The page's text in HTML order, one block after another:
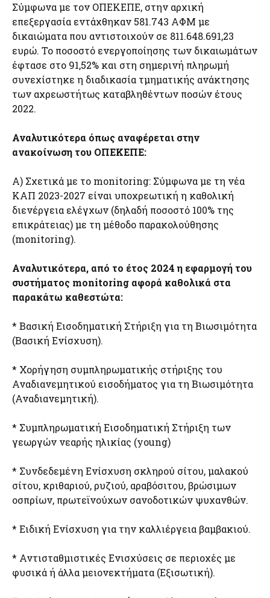
Σύμφωνα με τον ΟΠΕΚΕΠΕ, στην αρχική
επεξεργασία εντάχθηκαν 581.743 ΑΦΜ με
δικαιώματα που αντιστοιχούν σε 811.648.691,23
ευρώ. Το ποσοστό ενεργοποίησης των δικαιωμάτων
έφτασε στο 91,52% και στη σημερινή πληρωμή
συνεχίστηκε η διαδικασία τμηματικής ανάκτησης
των αχρεωστήτως καταβληθέντων ποσών έτους
2022.
Αναλυτικότερα όπως αναφέρεται στην
ανακοίνωση του ΟΠΕΚΕΠΕ:
Α) Σχετικά με το monitoring: Σύμφωνα με τη νέα
ΚΑΠ 2023-2027 είναι υποχρεωτική η καθολική
διενέργεια ελέγχων (δηλαδή ποσοστό 100% της
επικράτειας) με τη μέθοδο παρακολούθησης
(monitoring).
Αναλυτικότερα, από το έτος 2024 η εφαρμογή του
συστήματος monitoring αφορά καθολικά στα
παρακάτω καθεστώτα:
* Βασική Εισοδηματική Στήριξη για τη Βιωσιμότητα
(Βασική Ενίσχυση).
* Χορήγηση συμπληρωματικής στήριξης του
Αναδιανεμητικού εισοδήματος για τη Βιωσιμότητα
(Αναδιανεμητική).
* Συμπληρωματική Εισοδηματική Στήριξη των
γεωργών νεαρής ηλικίας (young)
* Συνδεδεμένη Ενίσχυση σκληρού σίτου, μαλακού
σίτου, κριθαριού, ρυζιού, αραβόσιτου, βρώσιμων
οσπρίων, πρωτεϊνούχων σανοδοτικών ψυχανθών.
* Ειδική Ενίσχυση για την καλλιέργεια βαμβακιού.
* Αντισταθμιστικές Ενισχύσεις σε περιοχές με
φυσικά ή άλλα μειονεκτήματα (Εξισωτική).